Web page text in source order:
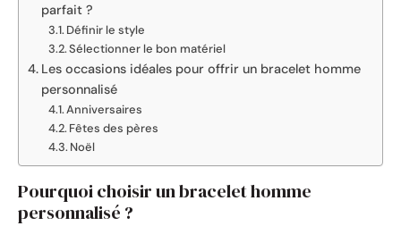
parfait ?
Définir le style
Sélectionner le bon matériel
Les occasions idéales pour offrir un bracelet homme
personnalisé
Anniversaires
Fêtes des pères
Noël
Pourquoi choisir un bracelet homme
personnalisé ?